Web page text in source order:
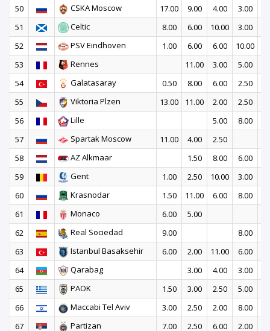
50
CSKA Moscow 17.00 9.00 4.00
3.00
51
Celtic 8.00 6.00 10.00 3.00
52
PSV Eindhoven 1.00 6.00 6.00 10.00
53
Rennes 11.00 3.00 5.00
54
Galatasaray 0.50 8.00 6.00 2.50
55
Viktoria Plzen 13.00 11.00 2.00 2.50
56
Lille 5.00 8.00
57
Spartak Moscow 11.00 4.00 2.50
58
AZ Alkmaar 1.50 8.00 6.00
59
Gent 1.00 2.50 10.00 3.00
60
Krasnodar 1.50 11.00 6.00
8.00
61
Monaco 6.00 5.00
62
Real Sociedad 9.00 8.00
63
Istanbul Basaksehir 6.00 2.00 11.00
6.00
64
Qarabag 3.00 4.00 3.00
65
PAOK 1.50 3.00 2.50 5.00
66
Maccabi Tel Aviv 3.00 2.50 2.00 8.00
67
Partizan 7.00 2.50 6.00 2.00